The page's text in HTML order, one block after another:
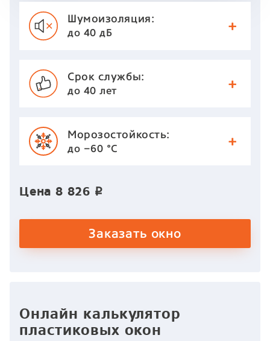
Шумоизоляция:
до 40 дБ
Срок службы:
до 40 лет
Морозостойкость:
до −60 °С
Цена 8 826 p
Заказать окно
Онлайн калькулятор
пластиковых окон